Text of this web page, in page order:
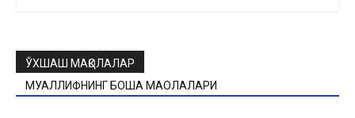
ЎХШАШ МАҚОЛАЛАР
МУАЛЛИФНИНГ БОШҚА МАҚОЛАЛАРИ